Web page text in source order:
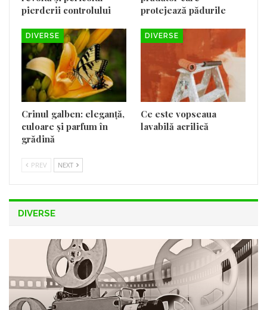
pierderii controlului
protejează pădurile
DIVERSE
Crinul galben: eleganță,
culoare și parfum în
grădină
DIVERSE
Ce este vopseaua
lavabilă acrilică
PREV NEXT
DIVERSE